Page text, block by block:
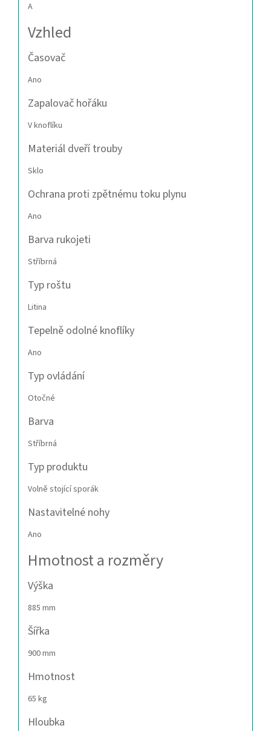
A
Vzhled
Časovač
Ano
Zapalovač hořáku
V knoflíku
Materiál dveří trouby
Sklo
Ochrana proti zpětnému toku plynu
Ano
Barva rukojeti
Stříbrná
Typ roštu
Litina
Tepelně odolné knoflíky
Ano
Typ ovládání
Otočné
Barva
Stříbrná
Typ produktu
Volně stojící sporák
Nastavitelné nohy
Ano
Hmotnost a rozměry
Výška
885 mm
Šířka
900 mm
Hmotnost
65 kg
Hloubka